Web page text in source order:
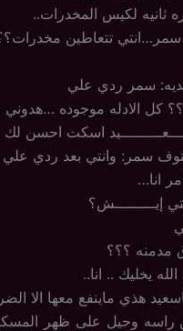
ثانيه لكيس المخدرات..
تتعاطين
سمر ردي علي
الادله موجوده …هدوني
اسكت احسن
سمر: وانتي بعد ردي
انا…
إيـــــــــش؟
مدمنه ؟؟؟
يخليك .. انا..
هذي ماينفع معها الا
راسه وحيل على ظهر